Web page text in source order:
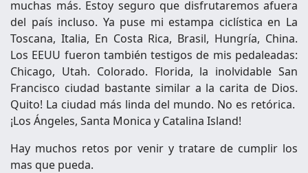
muchas más. Estoy seguro que disfrutaremos afuera
del país incluso. Ya puse mi estampa ciclística en La
Toscana, Italia, En Costa Rica, Brasil, Hungría, China.
Los EEUU fueron también testigos de mis pedaleadas:
Chicago, Utah. Colorado. Florida, la inolvidable San
Francisco ciudad bastante similar a la carita de Dios.
Quito! La ciudad más linda del mundo. No es retórica.
¡Los Ángeles, Santa Monica y Catalina Island!
Hay muchos retos por venir y tratare de cumplir los
mas que pueda.